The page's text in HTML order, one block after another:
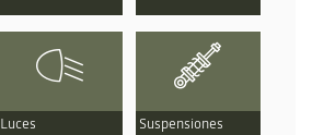
Luces Suspensiones